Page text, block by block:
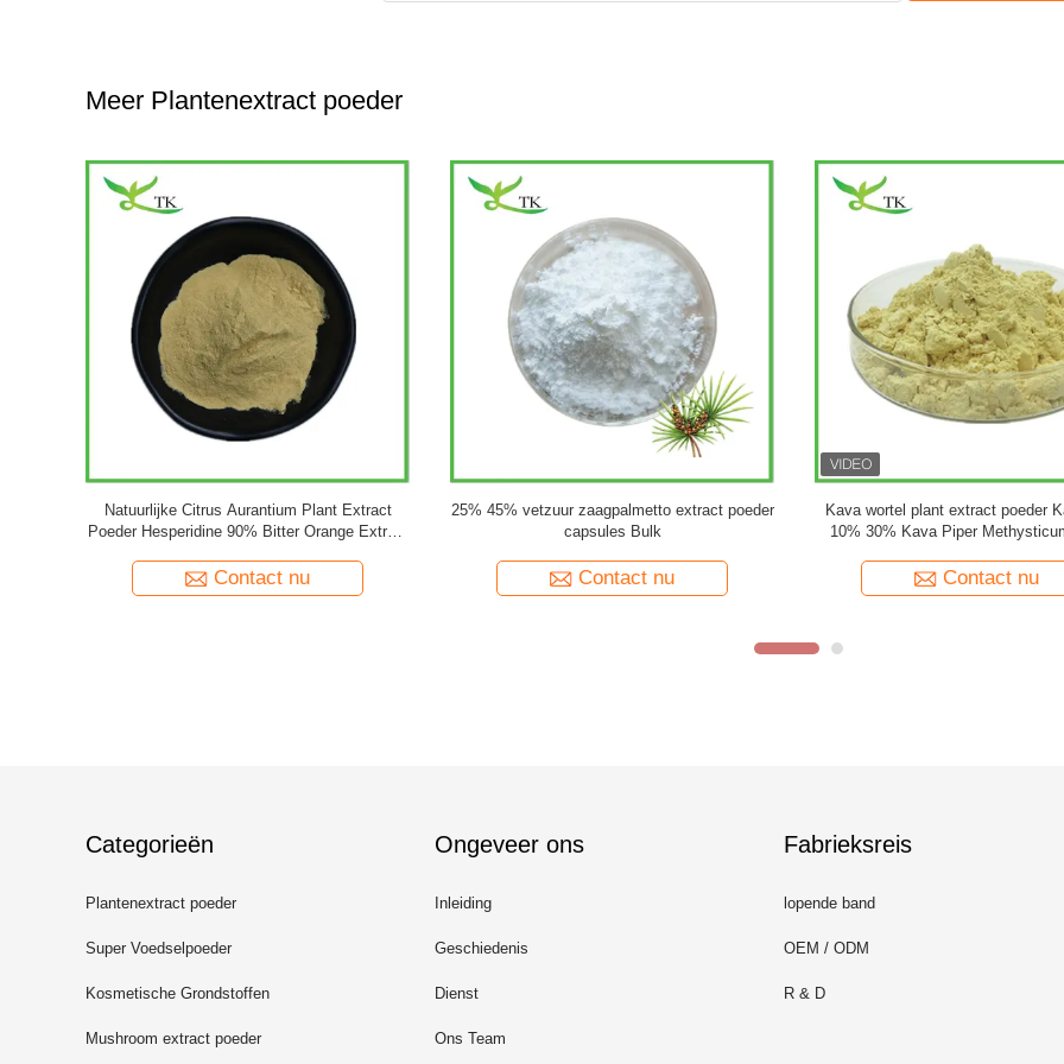
Meer Plantenextract poeder
OEM Private Label Op maat gemaakte formule
Ginkgo Biloba capsules Ginkgo Biloba poeder
Contact nu
Zuiver Ginkgo Biloba Plantenextract Poeder
Flavonen 24% Lactonen 6% Ginkgo Biloba
Contact nu
EGB 761 Natuurlijk Ginkgo
extract poeder 20:1
Contact nu
Categorieën
Plantenextract poeder
Super Voedselpoeder
Kosmetische Grondstoffen
Mushroom extract poeder
Ongeveer ons
Inleiding
Geschiedenis
Dienst
Ons Team
Fabrieksreis
lopende band
OEM / ODM
R & D